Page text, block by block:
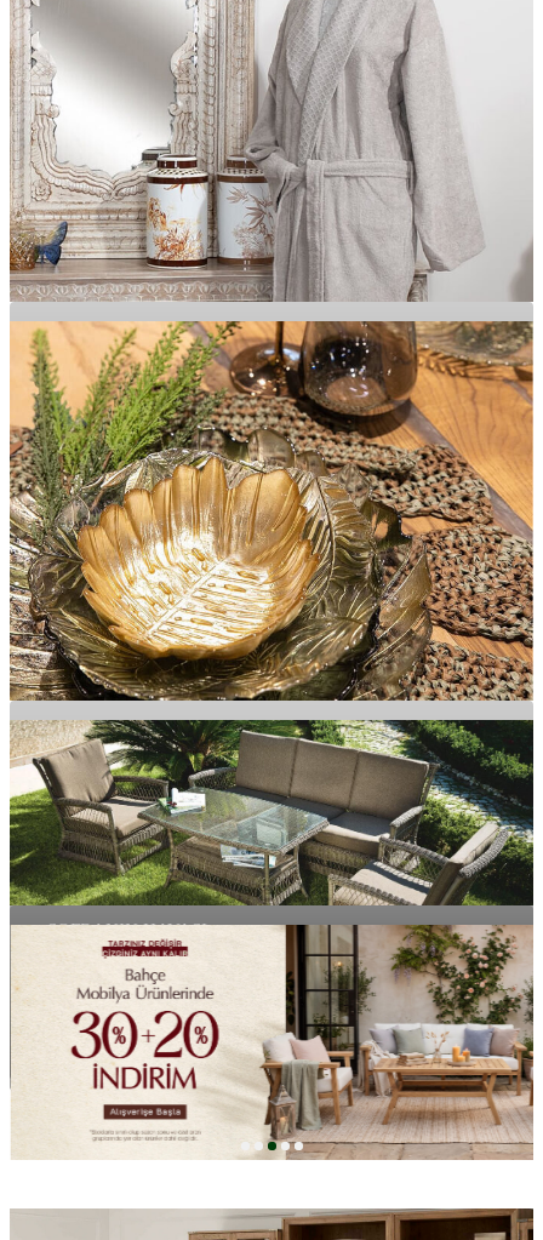
KALİTEYİ YAKALAYIN!
Doğal, Sağlıklı Tekstil
TEKSTİL
SOFRANIN HAVASI
SOFRANIN HAVASI
AKSESUAR
BAHÇELER GÜZELLEŞİR
Birbirinden Farklı Model
MOBİLYA